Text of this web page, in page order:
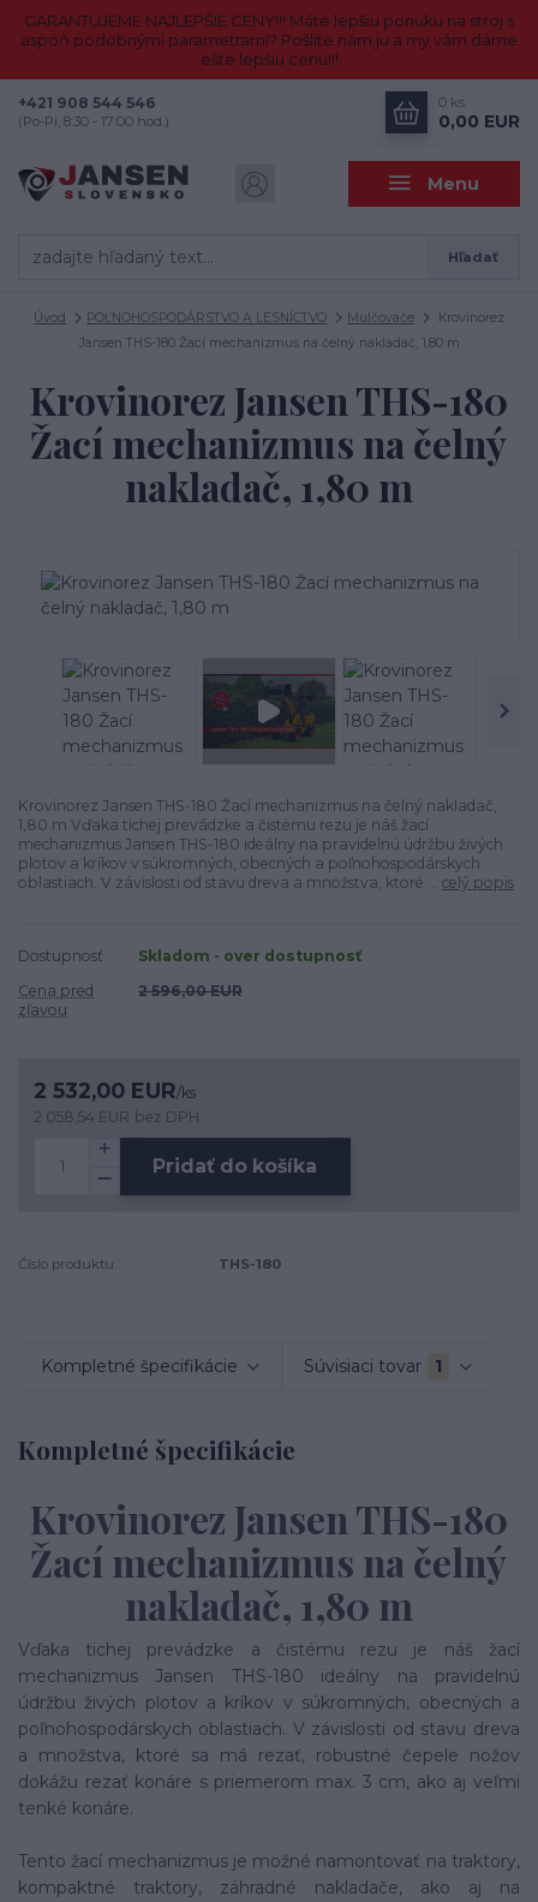
GARANTUJEME NAJLEPŠIE CENY!!! Máte lepšiu ponuku na stroj s
aspoň podobnými parametrami? Pošlite nám ju a my vám dáme
ešte lepšiu cenu!!!
Menu
Hľadať
+421 908 544 546
(Po-Pi, 8:30 - 17:00 hod.)
0 ks
0,00 EUR
Úvod POĽNOHOSPODÁRSTVO A LESNÍCTVO Mulčovače
Krovinorez
Jansen THS-180 Žací mechanizmus na čelný nakladač, 1,80 m
Krovinorez Jansen THS-180
Žací mechanizmus na čelný
nakladač, 1,80 m
Krovinorez Jansen THS-180 Žací mechanizmus na čelný nakladač,
1,80 m Vďaka tichej prevádzke a čistému rezu je náš žací
mechanizmus Jansen THS-180 ideálny na pravidelnú údržbu živých
plotov a kríkov v súkromných, obecných a poľnohospodárskych
oblastiach. V závislosti od stavu dreva a množstva, ktoré ... celý popis
Dostupnosť
Skladom - over dostupnosť
Cena pred
zľavou
2 596,00 EUR
2 532,00 EUR/ks
2 058,54 EUR bez DPH
Pridať do košíka
Číslo produktu: THS-180
Kompletné špecifikácie Súvisiaci tovar 1
Kompletné špecifikácie
Krovinorez Jansen THS-180
Žací mechanizmus na čelný
nakladač, 1,80 m
Vďaka tichej prevádzke a čistému rezu je náš žací
mechanizmus Jansen THS-180 ideálny na pravidelnú
údržbu živých plotov a kríkov v súkromných, obecných a
poľnohospodárskych oblastiach. V závislosti od stavu dreva
a množstva, ktoré sa má rezať, robustné čepele nožov
dokážu rezať konáre s priemerom max. 3 cm, ako aj veľmi
tenké konáre.
Tento žací mechanizmus je možné namontovať na traktory,
kompaktné traktory, záhradné nakladače, ako aj na